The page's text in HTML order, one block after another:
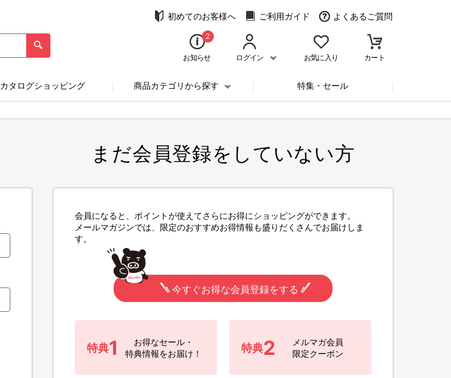
初めてのお客様へ ご利用ガイド よくあるご質問
2
お知らせ ログイン お気に入り カート
カタログショッピング 商品カテゴリから探す 特集・セール
まだ会員登録をしていない方
会員になると、ポイントが使えてさらにお得にショッピングができます。
メールマガジンでは、限定のおすすめお得情報も盛りだくさんでお届けしま
す。
今すぐお得な会員登録をする
特典1
お得なセール・
特典情報をお届け！
特典2
メルマガ会員
限定クーポン